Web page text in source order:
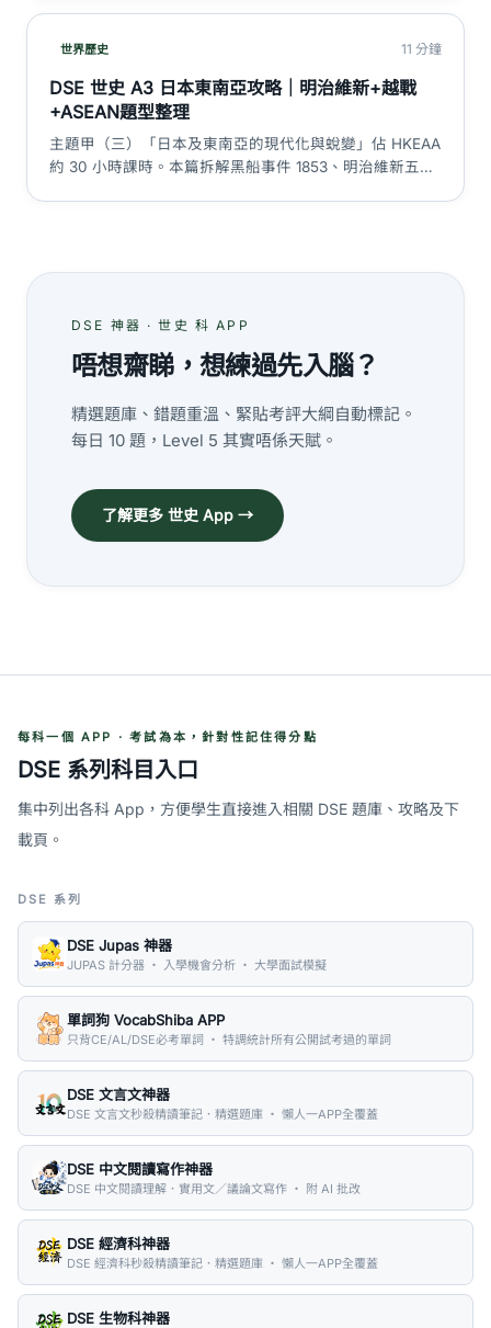
1958–60、文革 1966–76、改革開放 1978 四階段，附必背
世界歷史 11 分鐘
DSE 世史 A3 日本東南亞攻略｜明治維新+越戰
+ASEAN題型整理
主題甲（三）「日本及東南亞的現代化與蛻變」佔 HKEAA
約 30 小時課時。本篇拆解黑船事件 1853、明治維新五大
DSE 神器 · 世史 科 APP
唔想齋睇，想練過先入腦？
精選題庫、錯題重溫、緊貼考評大綱自動標記。
每日 10 題，Level 5 其實唔係天賦。
了解更多 世史 App →
每科一個 APP · 考試為本，針對性記住得分點
DSE 系列科目入口
集中列出各科 App，方便學生直接進入相關 DSE 題庫、攻略及下
載頁。
DSE 系列
DSE Jupas 神器
JUPAS 計分器 ・ 入學機會分析 ・ 大學面試模擬
單詞狗 VocabShiba APP
只背CE/AL/DSE必考單詞 ・ 特調統計所有公開試考過的單詞
DSE 文言文神器
DSE 文言文秒殺精讀筆記．精選題庫 ・ 懶人一APP全覆蓋
DSE 中文閱讀寫作神器
DSE 中文閱讀理解．實用文／議論文寫作 ・ 附 AI 批改
DSE 經濟科神器
DSE 經濟科秒殺精讀筆記．精選題庫 ・ 懶人一APP全覆蓋
DSE 生物科神器